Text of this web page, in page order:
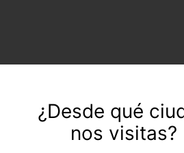
Adicional
¿Desde qué
nos visitas?